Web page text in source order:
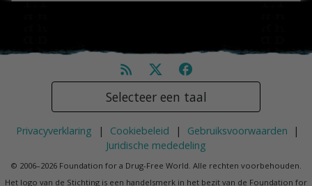
Selecteer een taal
Privacyverklaring | Cookiebeleid | Gebruiksvoorwaarden
|
Juridische mededeling
© 2006–2026 Foundation for a Drug-Free World. Alle rechten voorbehouden.
Het logo van de Stichting is een handelsmerk in het bezit van de Foundation for